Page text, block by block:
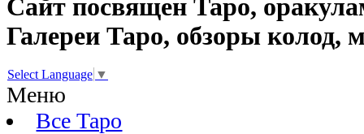
Сайт посвящен Таро,
Галереи Таро, обзоры колод,
Select Language ▼
Меню
Все Таро